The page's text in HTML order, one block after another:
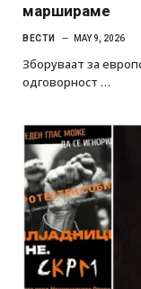
маршираме
ВЕСТИ MAY 9, 2026
Зборуваат за
одговорност …